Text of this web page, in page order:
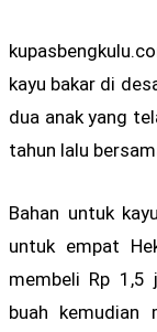
kayu bakar di
dua anak yang
tahun lalu
Bahan untuk
untuk empat
membeli Rp 1,5
buah kemudian